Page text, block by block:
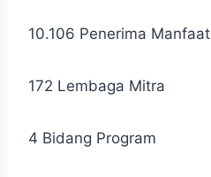
10.106 Penerima Manfaat
172 Lembaga Mitra
4 Bidang Program